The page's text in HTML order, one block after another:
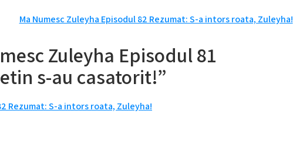
Ma Numesc Zuleyha Episodul 82 Rezumat: S-a intors roata, Zuleyha!
Zuleyha Episodul 81
s-au casatorit!”
Rezumat: S-a intors roata, Zuleyha!